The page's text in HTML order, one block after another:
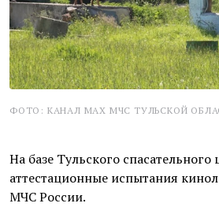
ФОТО: КАНАЛ МАХ МЧС ТУЛЬСКОЙ
На базе Тульского
аттестационные испытания
МЧС России.